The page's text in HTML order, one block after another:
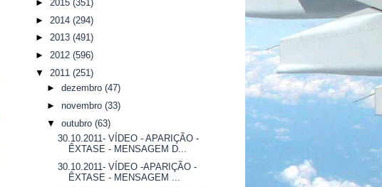
► 2015 (351)
► 2014 (294)
► 2013 (491)
► 2012 (596)
▼ 2011 (251)
► dezembro (47)
► novembro (33)
▼ outubro (63)
30.10.2011- VÍDEO - APARIÇÃO -
ÊXTASE - MENSAGEM D...
30.10.2011- VÍDEO -APARIÇÃO -
ÊXTASE - MENSAGEM ...